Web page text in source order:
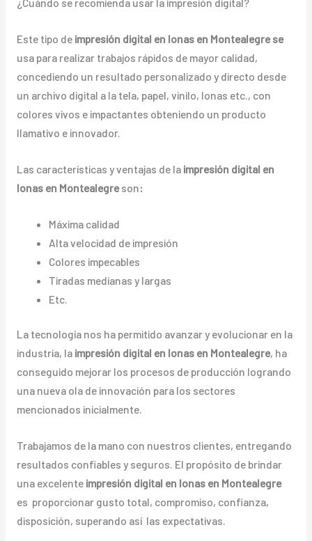
Este tipo de impresión digital en lonas en Montealegre se
usa para realizar trabajos rápidos de mayor calidad,
concediendo un resultado personalizado y directo desde
un archivo digital a la tela, papel, vinilo, lonas etc., con
colores vivos e impactantes obteniendo un producto
llamativo e innovador.
Las características y ventajas de la impresión digital en
lonas en Montealegreson:
Máxima calidad
Alta velocidad de impresión
Colores impecables
Tiradas medianas y largas
Etc.
La tecnología nos ha permitido avanzar y evolucionar en la
industria, la impresión digital en lonas en Montealegre, ha
conseguido mejorar los procesos de producción logrando
una nueva ola de innovación para los sectores
mencionados inicialmente.
Trabajamos de la mano con nuestros clientes, entregando
resultados confiables y seguros. El propósito de brindar
una excelente impresión digital en lonas en Montealegre
es proporcionar gusto total, compromiso, confianza,
disposición, superando así las expectativas.